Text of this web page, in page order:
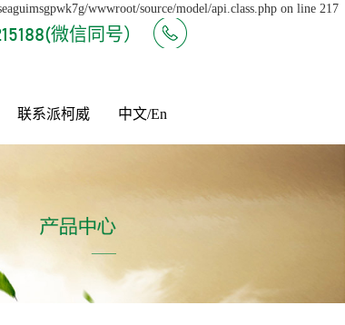
wwwroot/source/model/api.class.php on line 217
微信同号）
联系派柯威 中文/En